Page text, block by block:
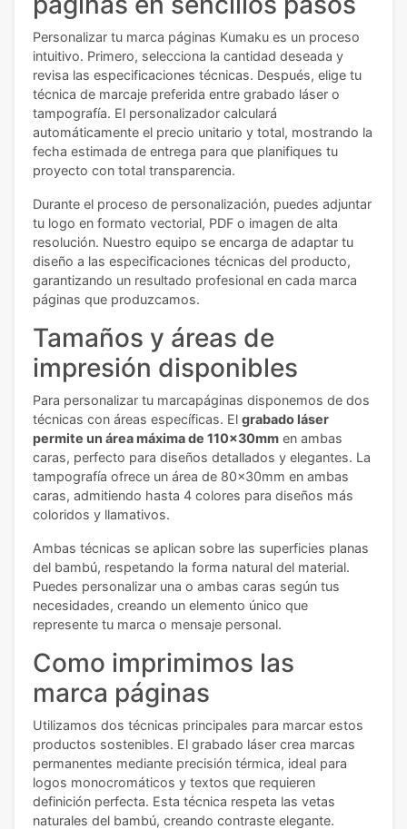
Personalizar tu marca páginas Kumaku es un proceso
intuitivo. Primero, selecciona la cantidad deseada y
revisa las especificaciones técnicas. Después, elige tu
técnica de marcaje preferida entre grabado láser o
tampografía. El personalizador calculará
automáticamente el precio unitario y total, mostrando la
fecha estimada de entrega para que planifiques tu
proyecto con total transparencia.
Durante el proceso de personalización, puedes adjuntar
tu logo en formato vectorial, PDF o imagen de alta
resolución. Nuestro equipo se encarga de adaptar tu
diseño a las especificaciones técnicas del producto,
garantizando un resultado profesional en cada marca
páginas que produzcamos.
Tamaños y áreas de
impresión disponibles
Para personalizar tu marcapáginas disponemos de dos
técnicas con áreas específicas. El grabado láser
permite un área máxima de 110x30mm en ambas
caras, perfecto para diseños detallados y elegantes. La
tampografía ofrece un área de 80x30mm en ambas
caras, admitiendo hasta 4 colores para diseños más
coloridos y llamativos.
Ambas técnicas se aplican sobre las superficies planas
del bambú, respetando la forma natural del material.
Puedes personalizar una o ambas caras según tus
necesidades, creando un elemento único que
represente tu marca o mensaje personal.
Como imprimimos las
marca páginas
Utilizamos dos técnicas principales para marcar estos
productos sostenibles. El grabado láser crea marcas
permanentes mediante precisión térmica, ideal para
logos monocromáticos y textos que requieren
definición perfecta. Esta técnica respeta las vetas
naturales del bambú, creando contraste elegante.